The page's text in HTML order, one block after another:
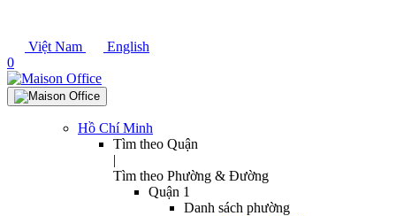
Việt Nam
English
0
Hồ Chí Minh
Tìm theo Quận
|
Tìm theo Phường & Đường
Quận 1
Danh sách phường